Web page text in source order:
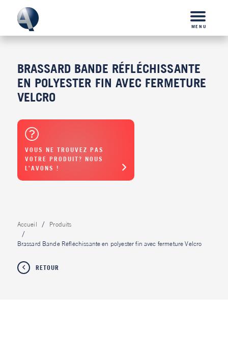
MENU
BRASSARD BANDE RÉFLÉCHISSANTE
EN POLYESTER FIN AVEC FERMETURE
VELCRO
VOUS NE TROUVEZ PAS
VOTRE PRODUIT? NOUS
L'AVONS !
Accueil Produits
Brassard Bande Réfléchissante en polyester fin avec fermeture Velcro
RETOUR